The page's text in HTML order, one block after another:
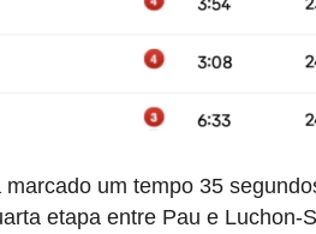
um tempo 35
etapa entre Pau e Luchon-